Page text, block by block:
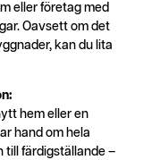
eller företag med
Oavsett om det
kan du lita
hem eller en
hand om hela
till färdigställande –